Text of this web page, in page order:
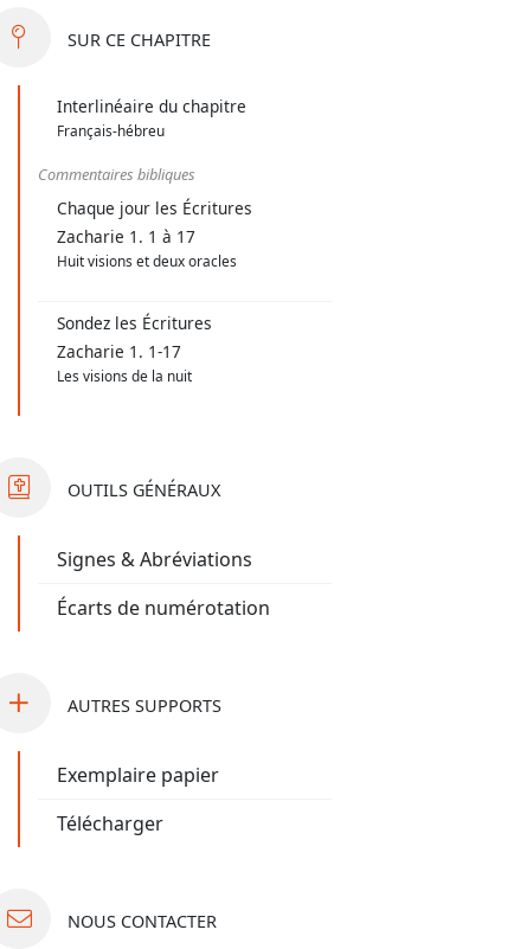
SUR CE CHAPITRE
Interlinéaire du chapitre
Français-hébreu
Commentaires bibliques
Chaque jour les Écritures
Zacharie 1. 1 à 17
Huit visions et deux oracles
Sondez les Écritures
Zacharie 1. 1-17
Les visions de la nuit
OUTILS GÉNÉRAUX
Signes & Abréviations
Écarts de numérotation
AUTRES SUPPORTS
Exemplaire papier
Télécharger
NOUS CONTACTER